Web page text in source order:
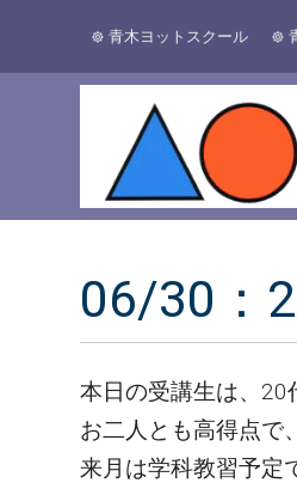
青木ヨットスクール
06/30：
本日の受講生は、20
お二人とも高得点で
来月は学科教習予定